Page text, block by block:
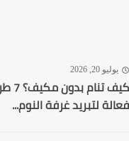
20, 2026
كيف تنام بدون مكيف؟ 7 طرق
لتبريد غرفة النوم...